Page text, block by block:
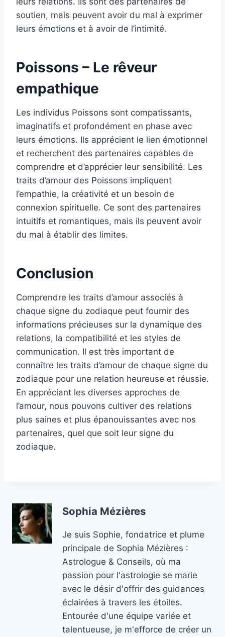
soutien, mais peuvent avoir du mal à exprimer
leurs émotions et à avoir de l’intimité.
Poissons – Le rêveur
empathique
Les individus Poissons sont compatissants,
imaginatifs et profondément en phase avec
leurs émotions. Ils apprécient le lien émotionnel
et recherchent des partenaires capables de
comprendre et d’apprécier leur sensibilité. Les
traits d’amour des Poissons impliquent
l’empathie, la créativité et un besoin de
connexion spirituelle. Ce sont des partenaires
intuitifs et romantiques, mais ils peuvent avoir
du mal à établir des limites.
Conclusion
Comprendre les traits d’amour associés à
chaque signe du zodiaque peut fournir des
informations précieuses sur la dynamique des
relations, la compatibilité et les styles de
communication. Il est très important de
connaître les traits d’amour de chaque signe du
zodiaque pour une relation heureuse et réussie.
En appréciant les diverses approches de
l’amour, nous pouvons cultiver des relations
plus saines et plus épanouissantes avec nos
partenaires, quel que soit leur signe du
zodiaque.
Sophia Mézières
Je suis Sophie, fondatrice et plume
principale de Sophia Mézières :
Astrologue & Conseils, où ma
passion pour l'astrologie se marie
avec le désir d'offrir des guidances
éclairées à travers les étoiles.
Entourée d'une équipe variée et
talentueuse, je m'efforce de créer un